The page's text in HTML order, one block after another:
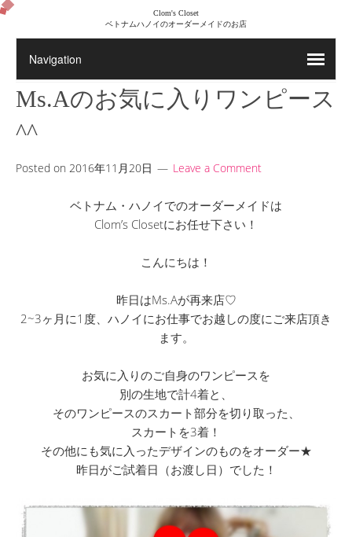
Clom's Closet
ベトナムハノイのオーダーメイドのお店
Ms.Aのお気に入りワンピース
^^
Posted on 2016年11月20日 Leave a Comment
ベトナム・ハノイでのオーダーメイドは
Clom’s Closetにお任せ下さい！
こんにちは！
昨日はMs.Aが再来店♡
2~3ヶ月に1度、ハノイにお仕事でお越しの度にご来店頂き
ます。
お気に入りのご自身のワンピースを
別の生地で計4着と、
そのワンピースのスカート部分を切り取った、
スカートを3着！
その他にも気に入ったデザインのものをオーダー★
昨日がご試着日（お渡し日）でした！